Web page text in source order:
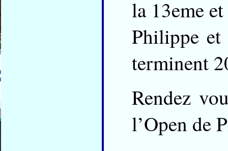
la 13eme
Philippe
terminent
Rendez
l’Open de